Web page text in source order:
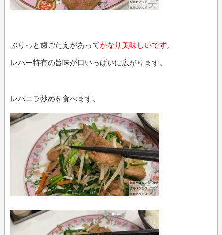
ぷりっと歯ごたえがあってかなり美味しいです。
レバー特有の旨味が口いっぱいに広がります。
レバニラ炒めを食べます。